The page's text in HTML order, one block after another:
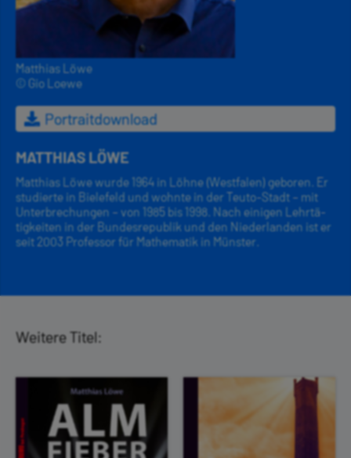
Matthias Löwe
© Gio Loewe
Portraitdownload
MATTHIAS LÖWE
Matthias Löwe wurde 1964 in Löhne (Westfalen) geboren. Er
studierte in Bielefeld und wohnte in der Teuto-Stadt – mit
Unterbrechungen – von 1985 bis 1998. Nach einigen Lehrtä­
tigkeiten in der Bundes­republik und den Niederlanden ist er
seit 2003 Professor für Mathematik in Münster.
Weitere Titel: